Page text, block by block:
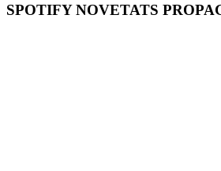
SPOTIFY NOVETATS